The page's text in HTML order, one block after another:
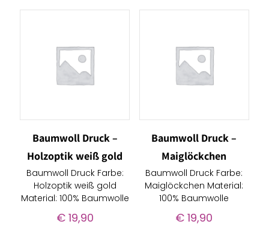
Baumwoll Druck –
Holzoptik weiß gold
Baumwoll Druck Farbe:
Holzoptik weiß gold
Material: 100% Baumwolle
€19,90
Baumwoll Druck –
Maiglöckchen
Baumwoll Druck Farbe:
Maiglöckchen Material:
100% Baumwolle
€ 19,90